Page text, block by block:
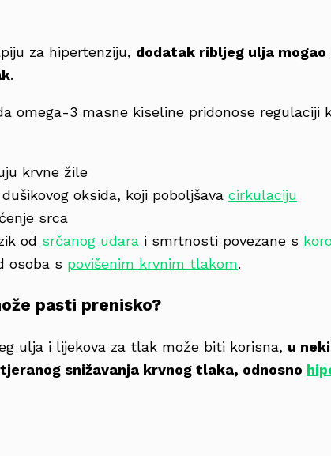
za hipertenziju, dodatak ribljeg ulja mogao
.
omega-3 masne kiseline pridonose regulaciji
krvne žile
oksida, koji poboljšava cirkulaciju
srca
od srčanog udara i smrtnosti povezane s
osoba s povišenim krvnim tlakom.
pasti prenisko?
ulja i lijekova za tlak može biti korisna, u
snižavanja krvnog tlaka, odnosno